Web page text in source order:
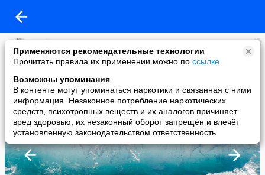
Применяются рекомендательные технологии
Прочитать правила их применении можно по ссылке
Возможны упоминания
В контенте могут упоминаться наркотики и связанная с ними
информация. Незаконное потребление наркотических
средств, психотропных веществ и их аналогов причиняет
вред здоровью, их незаконный оборот запрещён и влечёт
установленную законодательством ответственность
Meliora Spero
added a photo
11 Nov в 18:39